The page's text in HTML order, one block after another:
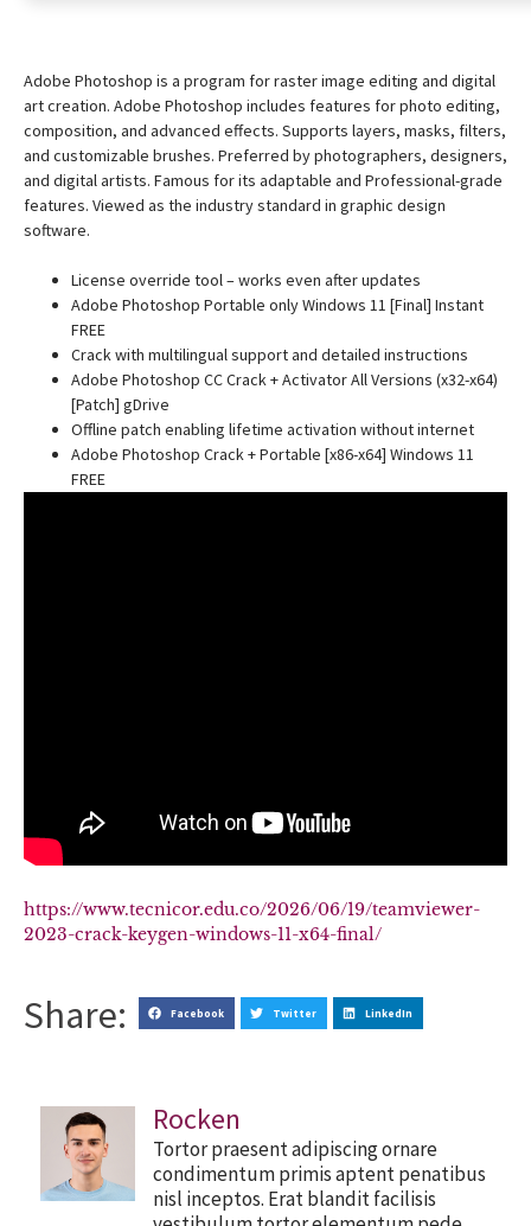
Adobe Photoshop is a program for raster image editing and digital
art creation. Adobe Photoshop includes features for photo editing,
composition, and advanced effects. Supports layers, masks, filters,
and customizable brushes. Preferred by photographers, designers,
and digital artists. Famous for its adaptable and Professional-grade
features. Viewed as the industry standard in graphic design
software.
License override tool – works even after updates
Adobe Photoshop Portable only Windows 11 [Final] Instant
FREE
Crack with multilingual support and detailed instructions
Adobe Photoshop CC Crack + Activator All Versions (x32-x64)
[Patch] gDrive
Offline patch enabling lifetime activation without internet
Adobe Photoshop Crack + Portable [x86-x64] Windows 11
FREE
https://www.tecnicor.edu.co/2026/06/19/teamviewer-
2023-crack-keygen-windows-11-x64-final/
Share: Facebook Twitter LinkedIn
Rocken
Tortor praesent adipiscing ornare
condimentum primis aptent penatibus
nisl inceptos. Erat blandit facilisis